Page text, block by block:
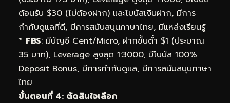
ต้อนรับ $30 (ไม่ต้องฝาก) และโบนัสเงินฝาก, มีการ
กำกับดูแลที่ดี, มีการสนับสนุนภาษาไทย, มีแหล่งเรียนรู้
* FBS: มีบัญชี Cent/Micro, ฝากขั้นต่ำ $1 (ประมาณ
35 บาท), Leverage สูงสุด 1:3000, มีโบนัส 100%
Deposit Bonus, มีการกำกับดูแล, มีการสนับสนุนภาษา
ไทย
ขั้นตอนที่ 4: ตัดสินใจเลือก